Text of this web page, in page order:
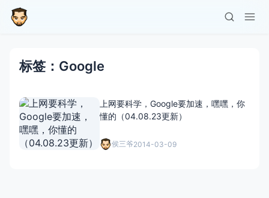
标签：Google
上网要科学，Google要加速，嘿嘿，你
懂的（04.08.23更新）
侯三爷2014-03-09